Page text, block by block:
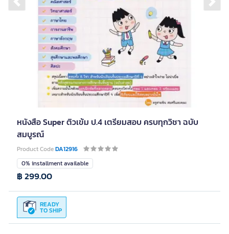
Previous slide
หนังสือ Super ติวเข้ม ป.4 เตรียมสอบ ครบทุกวิชา ฉบับ
สมบูรณ์
Product CodeDA12916
0% installment available
READY
TO SHIP
฿ 299.00